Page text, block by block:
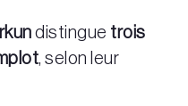
distingue trois
, selon leur